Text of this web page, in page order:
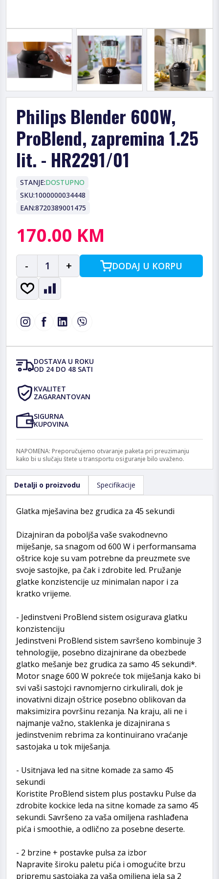
Philips Blender 600W,
ProBlend, zapremina 1.25
lit. - HR2291/01
STANJE:DOSTUPNO
SKU:1000000034448
EAN:8720389001475
170.00 KM
- 1 + DODAJ U KORPU
DOSTAVA U ROKU
OD 24 DO 48 SATI
KVALITET
ZAGARANTOVAN
SIGURNA
KUPOVINA
NAPOMENA: Preporučujemo otvaranje paketa pri preuzimanju
kako bi u slučaju štete u transportu osiguranje bilo uvaženo.
Detalji o proizvodu Specifikacije
Glatka mješavina bez grudica za 45 sekundi
Dizajniran da poboljša vaše svakodnevno
miješanje, sa snagom od 600 W i performansama
oštrice koje su vam potrebne da preuzmete sve
svoje sastojke, pa čak i zdrobite led. Pružanje
glatke konzistencije uz minimalan napor i za
kratko vrijeme.
- Jedinstveni ProBlend sistem osigurava glatku
konzistenciju
Jedinstveni ProBlend sistem savršeno kombinuje 3
tehnologije, posebno dizajnirane da obezbede
glatko mešanje bez grudica za samo 45 sekundi*.
Motor snage 600 W pokreće tok miješanja kako bi
svi vaši sastojci ravnomjerno cirkulirali, dok je
inovativni dizajn oštrice posebno oblikovan da
maksimizira površinu rezanja. Na kraju, ali ne i
najmanje važno, staklenka je dizajnirana s
jedinstvenim rebrima za kontinuirano vraćanje
sastojaka u tok miješanja.
- Usitnjava led na sitne komade za samo 45
sekundi
Koristite ProBlend sistem plus postavku Pulse da
zdrobite kockice leda na sitne komade za samo 45
sekundi. Savršeno za vaša omiljena rashlađena
pića i smoothie, a odlično za posebne deserte.
- 2 brzine + postavke pulsa za izbor
Napravite široku paletu pića i omogućite brzu
pripremu sastojaka za vaša omiljena jela sa 2